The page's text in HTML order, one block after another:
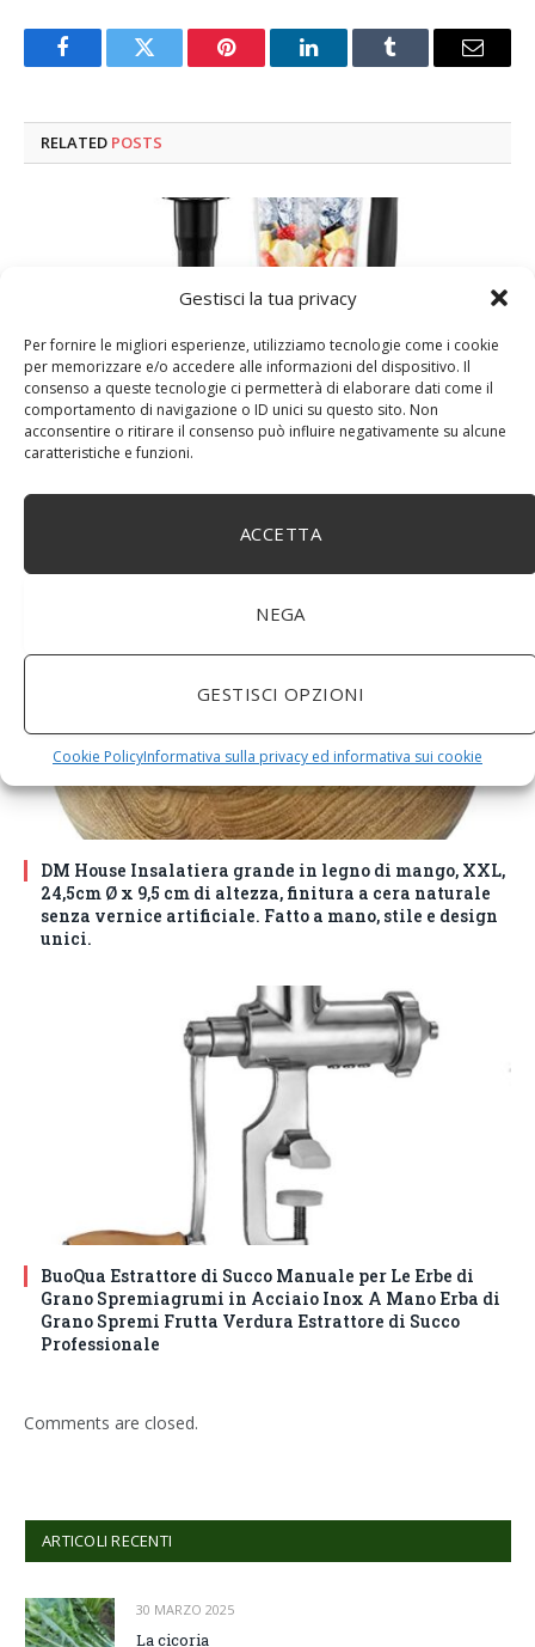
Gestisci la tua privacy
Per fornire le migliori esperienze, utilizziamo tecnologie come i cookie
per memorizzare e/o accedere alle informazioni del dispositivo. Il
consenso a queste tecnologie ci permetterà di elaborare dati come il
comportamento di navigazione o ID unici su questo sito. Non
acconsentire o ritirare il consenso può influire negativamente su alcune
caratteristiche e funzioni.
ACCETTA
NEGA
GESTISCI OPZIONI
Cookie PolicyInformativa sulla privacy ed informativa sui cookie
FacebookTwitter Pinterest LinkedInTumblr Email
RELATED POSTS
DM House Insalatiera grande in legno di mango, XXL,
24,5cm Ø x 9,5 cm di altezza, finitura a cera naturale
senza vernice artificiale. Fatto a mano, stile e design
unici.
BuoQua Estrattore di Succo Manuale per Le Erbe di
Grano Spremiagrumi in Acciaio Inox A Mano Erba di
Grano Spremi Frutta Verdura Estrattore di Succo
Professionale
Comments are closed.
ARTICOLI RECENTI
30 MARZO 2025
La cicoria